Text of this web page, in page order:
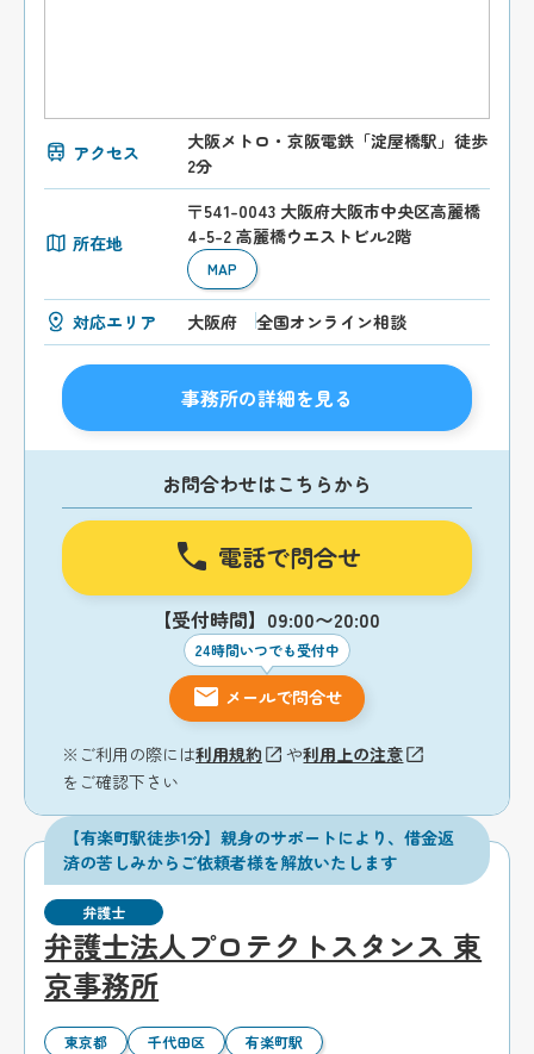
アクセス
大阪メトロ・京阪電鉄「淀屋橋駅」徒歩
2分
所在地
〒541-0043 大阪府大阪市中央区高麗橋
4-5-2 高麗橋ウエストビル2階
MAP
対応エリア 大阪府 全国オンライン相談
事務所の詳細を見る
お問合わせはこちらから
電話で問合せ
【受付時間】09:00〜20:00
24時間いつでも受付中
メールで問合せ
※ご利用の際には利用規約 や利用上の注意
をご確認下さい
【有楽町駅徒歩1分】親身のサポートにより、借金返
済の苦しみからご依頼者様を解放いたします
弁護士
弁護士法人プロテクトスタンス 東
京事務所
東京都 千代田区 有楽町駅